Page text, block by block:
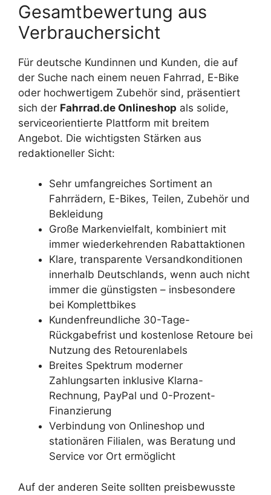
Gesamtbewertung aus
Verbrauchersicht
Für deutsche Kundinnen und Kunden, die auf
der Suche nach einem neuen Fahrrad, E-Bike
oder hochwertigem Zubehör sind, präsentiert
sich der Fahrrad.de Onlineshop als solide,
serviceorientierte Plattform mit breitem
Angebot. Die wichtigsten Stärken aus
redaktioneller Sicht:
Sehr umfangreiches Sortiment an
Fahrrädern, E-Bikes, Teilen, Zubehör und
Bekleidung
Große Markenvielfalt, kombiniert mit
immer wiederkehrenden Rabattaktionen
Klare, transparente Versandkonditionen
innerhalb Deutschlands, wenn auch nicht
immer die günstigsten – insbesondere
bei Komplettbikes
Kundenfreundliche 30-Tage-
Rückgabefrist und kostenlose Retoure bei
Nutzung des Retourenlabels
Breites Spektrum moderner
Zahlungsarten inklusive Klarna-
Rechnung, PayPal und 0-Prozent-
Finanzierung
Verbindung von Onlineshop und
stationären Filialen, was Beratung und
Service vor Ort ermöglicht
Auf der anderen Seite sollten preisbewusste